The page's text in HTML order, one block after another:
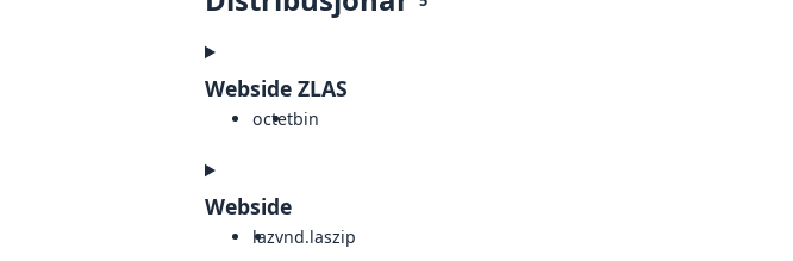
Webside ZLAS
octetbin
Webside
lazvnd.laszip